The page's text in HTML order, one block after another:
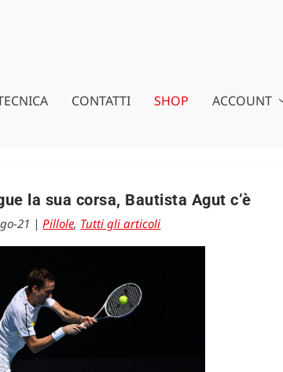
CONTATTI SHOP ACCOUNT
la sua corsa, Bautista Agut c’è
21 |Pillole, Tutti gli articoli